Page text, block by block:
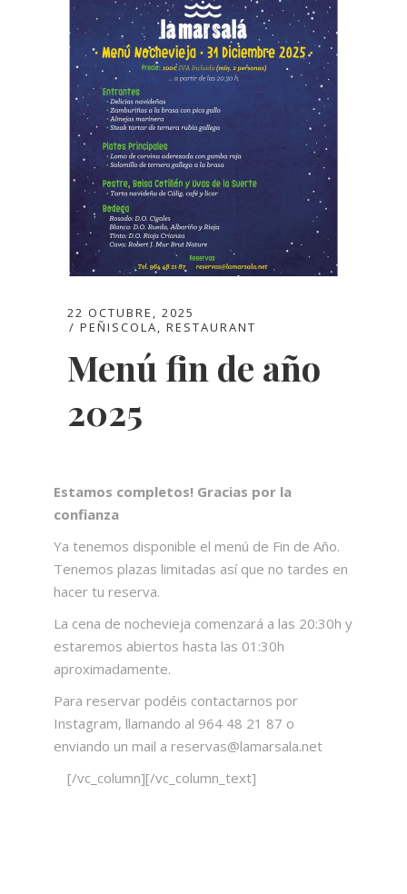
22 OCTUBRE, 2025
PEÑISCOLA, RESTAURANT
Menú fin de año
2025
Estamos completos! Gracias por la
confianza
Ya tenemos disponible el menú de Fin de Año.
Tenemos plazas limitadas así que no tardes en
hacer tu reserva.
La cena de nochevieja comenzará a las 20:30h y
estaremos abiertos hasta las 01:30h
aproximadamente.
Para reservar podéis contactarnos por
Instagram, llamando al 964 48 21 87 o
enviando un mail a reservas@lamarsala.net
[/vc_column][/vc_column_text]